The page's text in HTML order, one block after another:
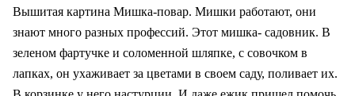
Вышитая картина Мишка-повар. Мишки работают, они
знают много разных профессий. Этот мишка- садовник. В
зеленом фартучке и соломенной шляпке, с совочком в
лапках, он ухаживает за цветами в своем саду, поливает их.